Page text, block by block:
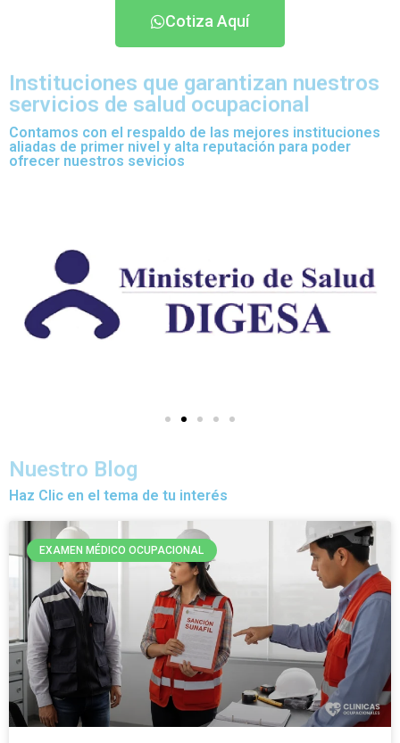
Cotiza Aquí
Instituciones que garantizan nuestros
servicios de salud ocupacional
Contamos con el respaldo de las mejores instituciones
aliadas de primer nivel y alta reputación para poder
ofrecer nuestros sevicios
Nuestro Blog
Haz Clic en el tema de tu interés
EXAMEN MÉDICO OCUPACIONAL